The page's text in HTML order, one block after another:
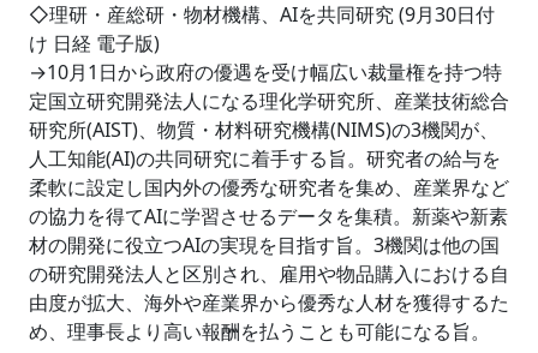
◇理研・産総研・物材機構、AIを共同研究 (9月30日付
け 日経 電子版)
→10月1日から政府の優遇を受け幅広い裁量権を持つ特
定国立研究開発法人になる理化学研究所、産業技術総合
研究所(AIST)、物質・材料研究機構(NIMS)の3機関が、
人工知能(AI)の共同研究に着手する旨。研究者の給与を
柔軟に設定し国内外の優秀な研究者を集め、産業界など
の協力を得てAIに学習させるデータを集積。新薬や新素
材の開発に役立つAIの実現を目指す旨。3機関は他の国
の研究開発法人と区別され、雇用や物品購入における自
由度が拡大、海外や産業界から優秀な人材を獲得するた
め、理事長より高い報酬を払うことも可能になる旨。